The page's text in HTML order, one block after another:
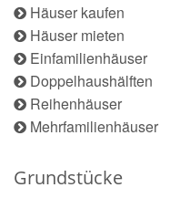
Häuser kaufen
Häuser mieten
Einfamilienhäuser
Doppelhaushälften
Reihenhäuser
Mehrfamilienhäuser
Grundstücke